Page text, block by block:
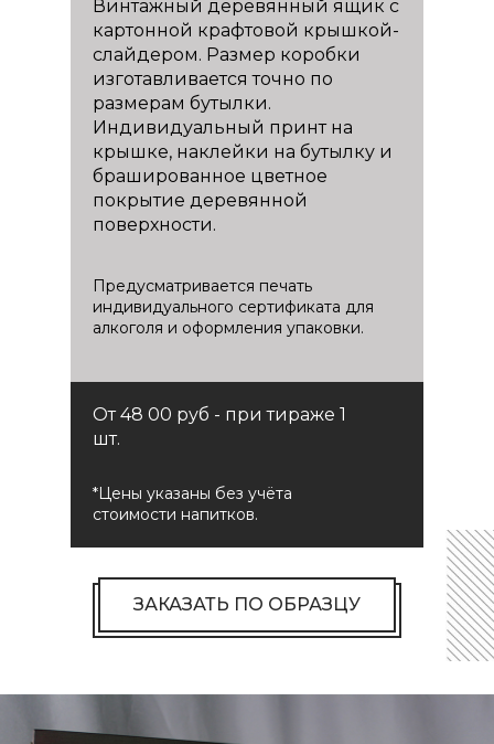
От 48 00 руб - при тираже 1
шт.
*Цены указаны без учёта
стоимости напитков.
Винтажный деревянный ящик с
картонной крафтовой крышкой-
слайдером. Размер коробки
изготавливается точно по
размерам бутылки.
Индивидуальный принт на
крышке, наклейки на бутылку и
брашированное цветное
покрытие деревянной
поверхности.
Предусматривается печать
индивидуального сертификата для
алкоголя и оформления упаковки.
ЗАКАЗАТЬ ПО ОБРАЗЦУ